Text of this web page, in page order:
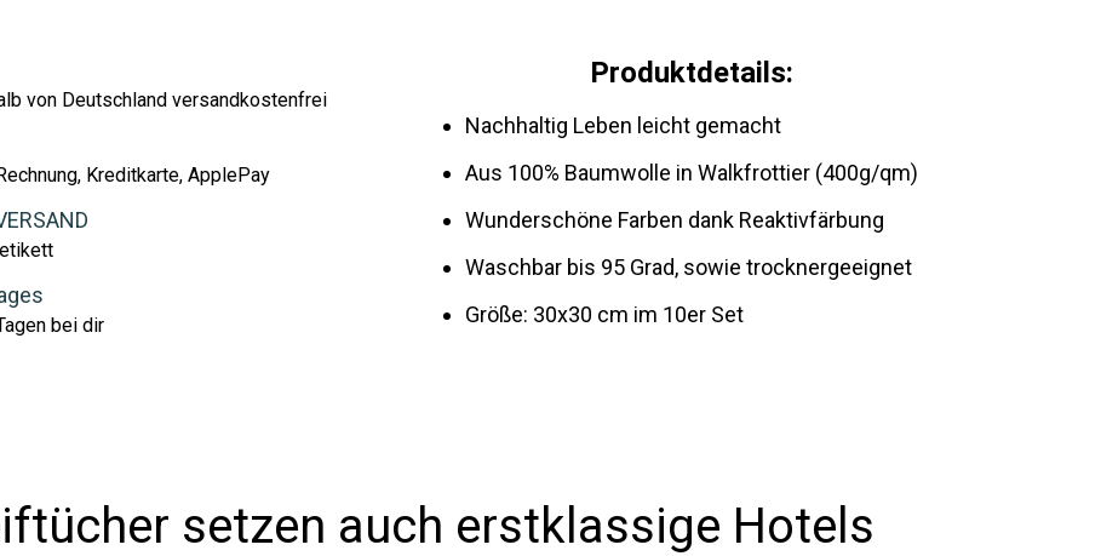
von Deutschland versandkostenfrei
Kreditkarte, ApplePay
bei dir
Produktdetails:
Nachhaltig Leben leicht gemacht
Aus 100% Baumwolle in Walkfrottier (400g/qm)
Wunderschöne Farben dank Reaktivfärbung
Waschbar bis 95 Grad, sowie trocknergeeignet
Größe: 30x30 cm im 10er Set
setzen auch erstklassige Hotels